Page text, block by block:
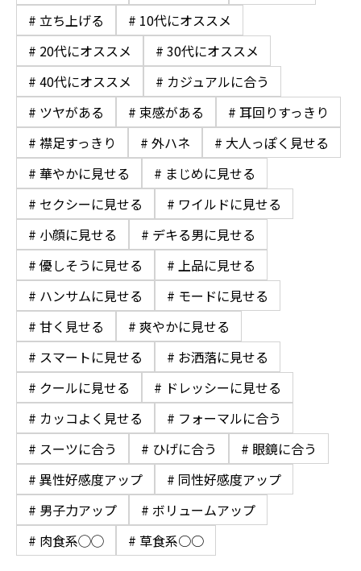
# 立ち上げる
# 10代にオススメ
# 20代にオススメ
# 30代にオススメ
# 40代にオススメ
# カジュアルに合う
# ツヤがある
# 束感がある
# 耳回りすっきり
# 襟足すっきり
# 外ハネ
# 大人っぽく見せる
# 華やかに見せる
# まじめに見せる
# セクシーに見せる
# ワイルドに見せる
# 小顔に見せる
# デキる男に見せる
# 優しそうに見せる
# 上品に見せる
# ハンサムに見せる
# モードに見せる
# 甘く見せる
# 爽やかに見せる
# スマートに見せる
# お洒落に見せる
# クールに見せる
# ドレッシーに見せる
# カッコよく見せる
# フォーマルに合う
# スーツに合う
# ひげに合う
# 眼鏡に合う
# 異性好感度アップ
# 同性好感度アップ
# 男子力アップ
# ボリュームアップ
# 肉食系◯◯
# 草食系○○